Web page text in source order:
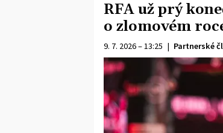
RFA už prý
o zlomovém
9. 7. 2026 – 13:25 | Partnerské